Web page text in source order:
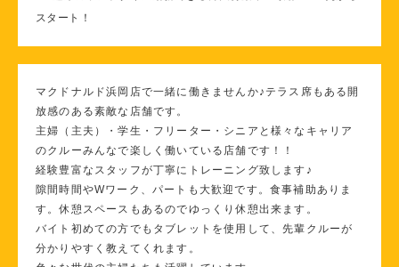
スタート！
マクドナルド浜岡店で一緒に働きませんか♪テラス席もある開
放感のある素敵な店舗です。
主婦（主夫）・学生・フリーター・シニアと様々なキャリア
のクルーみんなで楽しく働いている店舗です！！
経験豊富なスタッフが丁寧にトレーニング致します♪
隙間時間やWワーク、パートも大歓迎です。食事補助ありま
す。休憩スペースもあるのでゆっくり休憩出来ます。
バイト初めての方でもタブレットを使用して、先輩クルーが
分かりやすく教えてくれます。